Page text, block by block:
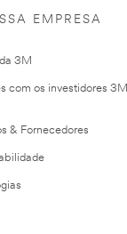
EMPRESA
3M
com os investidores 3M
& Fornecedores